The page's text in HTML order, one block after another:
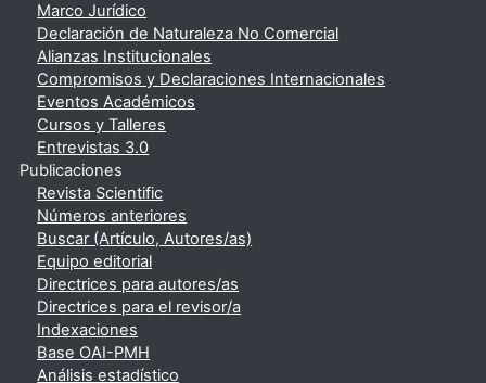
Marco Jurídico
Declaración de Naturaleza No Comercial
Alianzas Institucionales
Compromisos y Declaraciones Internacionales
Eventos Académicos
Cursos y Talleres
Entrevistas 3.0
Publicaciones
Revista Scientific
Números anteriores
Buscar (Artículo, Autores/as)
Equipo editorial
Directrices para autores/as
Directrices para el revisor/a
Indexaciones
Base OAI-PMH
Análisis estadístico